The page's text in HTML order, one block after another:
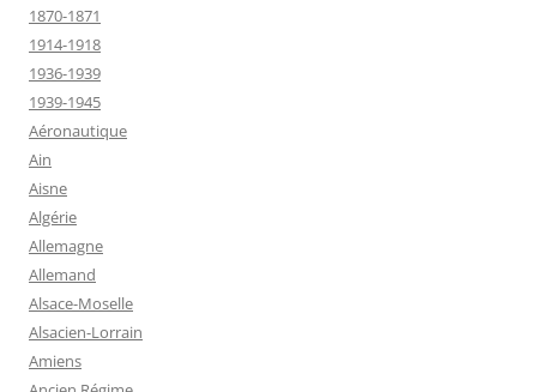
1870-1871
1914-1918
1936-1939
1939-1945
Aéronautique
Ain
Aisne
Algérie
Allemagne
Allemand
Alsace-Moselle
Alsacien-Lorrain
Amiens